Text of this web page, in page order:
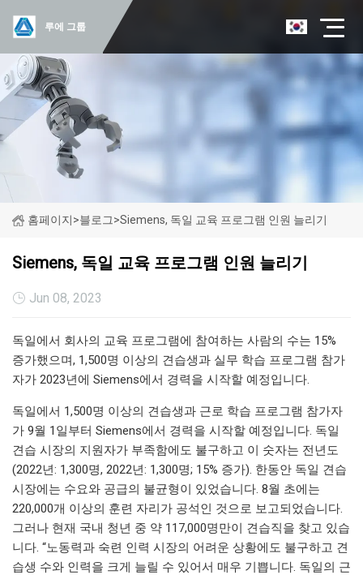
루에 그룹
홈페이지>블로그>Siemens, 독일 교육 프로그램 인원 늘리기
Siemens, 독일 교육 프로그램 인원 늘리기
Jun 08, 2023
독일에서 회사의 교육 프로그램에 참여하는 사람의 수는 15%
증가했으며, 1,500명 이상의 견습생과 실무 학습 프로그램 참가
자가 2023년에 Siemens에서 경력을 시작할 예정입니다.
독일에서 1,500명 이상의 견습생과 근로 학습 프로그램 참가자
가 9월 1일부터 Siemens에서 경력을 시작할 예정입니다. 독일
견습 시장의 지원자가 부족함에도 불구하고 이 숫자는 전년도
(2022년: 1,300명, 2022년: 1,300명; 15% 증가). 한동안 독일 견습
시장에는 수요와 공급의 불균형이 있었습니다. 8월 초에는
220,000개 이상의 훈련 자리가 공석인 것으로 보고되었습니다.
그러나 현재 국내 청년 중 약 117,000명만이 견습직을 찾고 있습
니다. “노동력과 숙련 인력 시장의 어려운 상황에도 불구하고 견
습생 수와 인력을 크게 늘릴 수 있어서 매우 기쁩니다. 독일의 근